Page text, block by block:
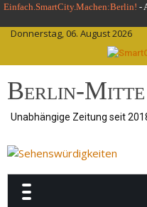
Skip
content
Einfach.SmartCity.Machen:Berlin! -
Donnerstag, 06. August 2026
Berlin-Mitte
Unabhängige Zeitung seit